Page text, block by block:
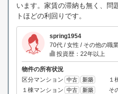
います。家賃の滞納も無く、問
トほどの利回りです。
spring1954
70代 / 女性 / その他の職
投資歴：22年以上
物件の所有状況
区分マンション 中古 新築 １
１棟マンション 中古 新築 そ